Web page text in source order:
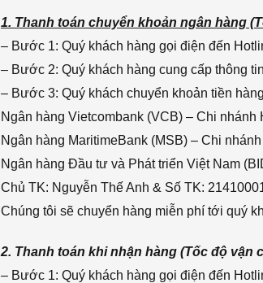
1. Thanh toán chuyển khoản ngân hàng
– Bước 1: Quý khách hàng gọi điện đến
– Bước 2: Quý khách hàng cung cấp thông
– Bước 3: Quý khách chuyển khoản tiền
Ngân hàng Vietcombank (VCB) – Chi
Ngân hàng MaritimeBank (MSB) – Chi
Ngân hàng Đầu tư và Phát triển Việt Nam
Chủ TK: Nguyễn Thế Anh & Số TK:
Chúng tôi sẽ chuyển hàng miễn phí tới quý
2. Thanh toán khi nhận hàng (Tốc độ vận
– Bước 1: Quý khách hàng gọi điện đến